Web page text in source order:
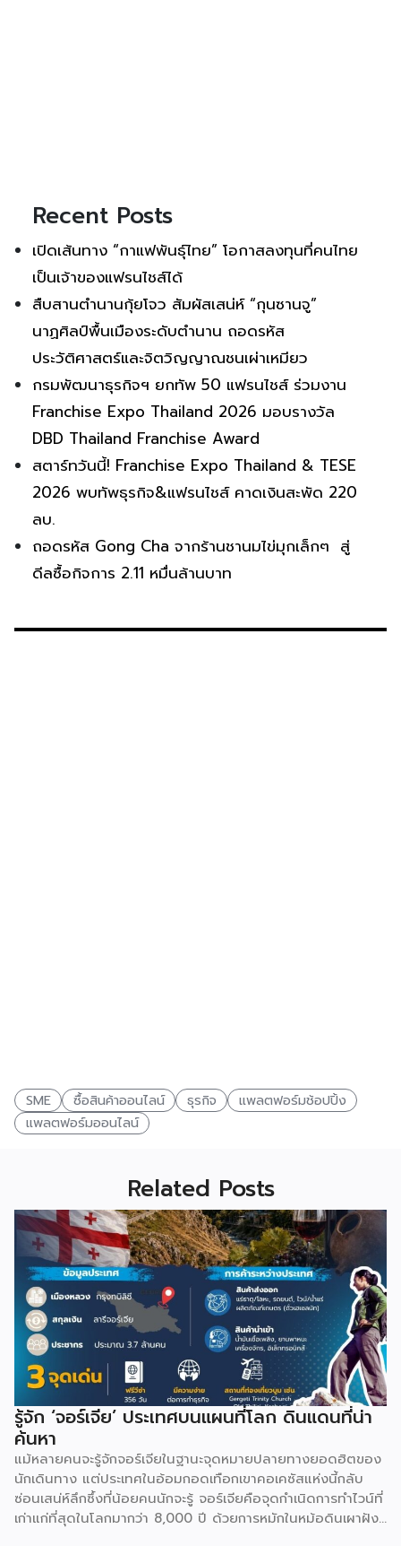
Recent Posts
เปิดเส้นทาง “กาแฟพันธุ์ไทย” โอกาสลงทุนที่คนไทย
เป็นเจ้าของแฟรนไชส์ได้
สืบสานตำนานกุ้ยโจว สัมผัสเสน่ห์ “กุนซานจู”
นาฏศิลป์พื้นเมืองระดับตำนาน ถอดรหัส
ประวัติศาสตร์และจิตวิญญาณชนเผ่าเหมียว
กรมพัฒนาธุรกิจฯ ยกทัพ 50 แฟรนไชส์ ร่วมงาน
Franchise Expo Thailand 2026 มอบรางวัล
DBD Thailand Franchise Award
สตาร์ทวันนี้! Franchise Expo Thailand & TESE
2026 พบทัพธุรกิจ&แฟรนไชส์ คาดเงินสะพัด 220
ลบ.
ถอดรหัส Gong Cha จากร้านชานมไข่มุกเล็กๆ สู่
ดีลซื้อกิจการ 2.11 หมื่นล้านบาท
SME ซื้อสินค้าออนไลน์ ธุรกิจ
แพลตฟอร์มช้อปปิ้ง
แพลตฟอร์มออนไลน์
Related Posts
รู้จัก ‘จอร์เจีย’ ประเทศบนแผนที่โลก ดินแดนที่น่า
ค้นหา
แม้หลายคนจะรู้จักจอร์เจียในฐานะจุดหมายปลายทางยอดฮิตของ
นักเดินทาง แต่ประเทศในอ้อมกอดเทือกเขาคอเคซัสแห่งนี้กลับ
ซ่อนเสน่ห์ลึกซึ้งที่น้อยคนนักจะรู้ จอร์เจียคือจุดกำเนิดการทำไวน์ที่
เก่าแก่ที่สุดในโลกมากว่า 8,000 ปี ด้วยการหมักในหม้อดินเผาฝัง